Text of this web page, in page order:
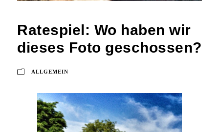
Ratespiel: Wo haben wir
dieses Foto geschossen?
ALLGEMEIN